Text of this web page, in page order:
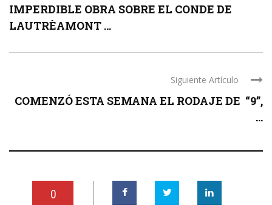
IMPERDIBLE OBRA SOBRE EL CONDE DE
LAUTRÈAMONT ...
Siguiente Artículo
COMENZÓ ESTA SEMANA EL RODAJE DE “9”,
...
0